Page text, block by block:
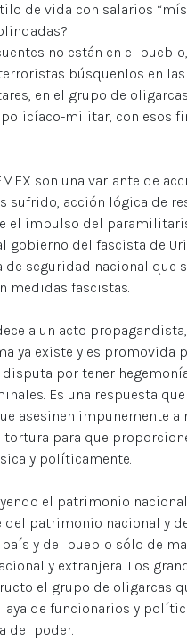
de vida con salarios
no están en el
búsquenlos en
en el grupo de
militar, con esos
son una variante de
sufrido, acción lógica de
el impulso del
del fascista de
seguridad nacional que
medidas fascistas.
a un acto
ya existe y es promovida
por tener
Es una respuesta
asesinen impunemente a
para que
y políticamente.
el patrimonio
patrimonio nacional y
y del pueblo sólo de
y extranjera. Los
el grupo de oligarcas
de funcionarios y
del poder.